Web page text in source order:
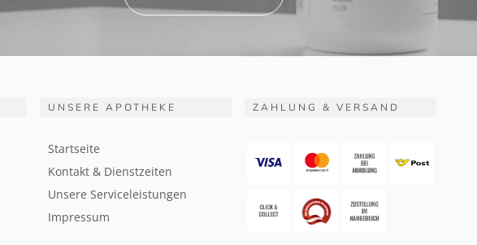
UNSERE APOTHEKE
Startseite
Kontakt & Dienstzeiten
Unsere Serviceleistungen
Impressum
ZAHLUNG & VERSAND